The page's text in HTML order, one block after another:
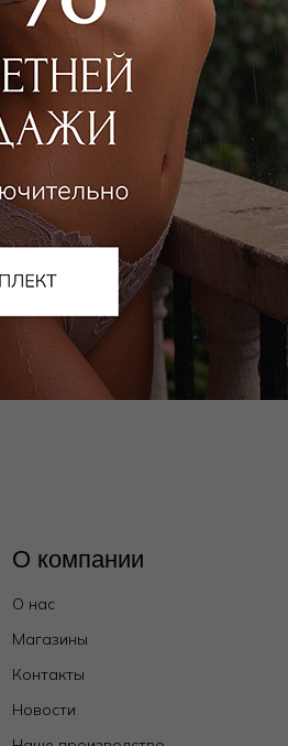
О компании
О нас
Магазины
Контакты
Новости